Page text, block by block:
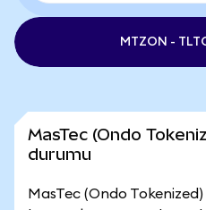
MTZON -
MasTec (Ondo
durumu
MasTec (Ondo